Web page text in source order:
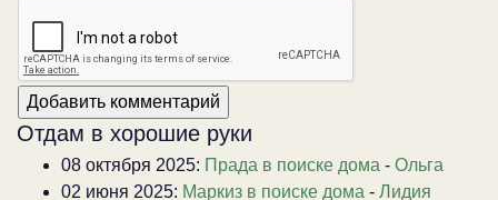
Отдам в хорошие руки
08 октября 2025: Прада в поиске дома - Ольга
02 июня 2025: Маркиз в поиске дома - Лидия